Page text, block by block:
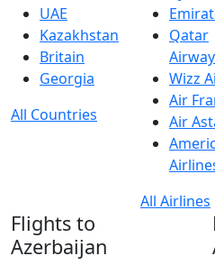
UAE
Kazakhstan
Britain
Georgia
All Countries
Qatar
Wizz
Air
Air
All Airlines
Flights to
Azerbaijan